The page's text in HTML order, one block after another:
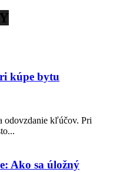
kúpe bytu
odovzdanie kľúčov. Pri
Ako sa úložný